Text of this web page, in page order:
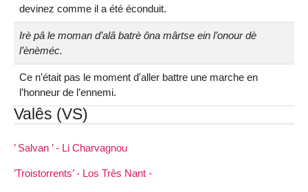
devinez comme il a été éconduit.
Irè pâ le moman d’alâ batrè ôna mârtse ein l’onour dè
l’ènèméc.
Ce n’était pas le moment d'aller battre une marche en
l’honneur de l’ennemi.
Valês (VS)
’ Salvan ’ - Li Charvagnou
’Troistorrents’ - Los Três Nant -